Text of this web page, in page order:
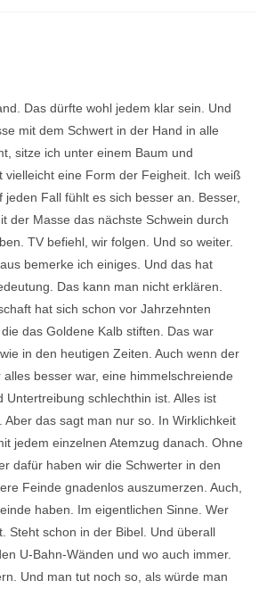
Das dürfte wohl jedem klar sein. Und
mit dem Schwert in der Hand in alle
sitze ich unter einem Baum und
vielleicht eine Form der Feigheit. Ich weiß
jeden Fall fühlt es sich besser an. Besser,
der Masse das nächste Schwein durch
TV befiehl, wir folgen. Und so weiter.
bemerke ich einiges. Und das hat
Das kann man nicht erklären.
hat sich schon vor Jahrzehnten
das Goldene Kalb stiften. Das war
in den heutigen Zeiten. Auch wenn der
alles besser war, eine himmelschreiende
Untertreibung schlechthin ist. Alles ist
Aber das sagt man nur so. In Wirklichkeit
jedem einzelnen Atemzug danach. Ohne
dafür haben wir die Schwerter in den
Feinde gnadenlos auszumerzen. Auch,
haben. Im eigentlichen Sinne. Wer
Steht schon in der Bibel. Und überall
U-Bahn-Wänden und wo auch immer.
Und man tut noch so, als würde man